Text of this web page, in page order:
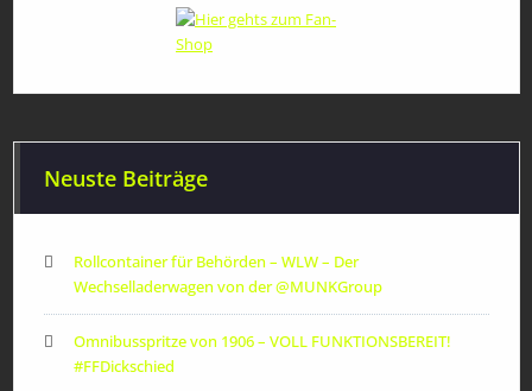
Neuste Beiträge
Rollcontainer für Behörden – WLW – Der
Wechselladerwagen von der ‪@MUNKGroup‬
Omnibusspritze von 1906 – VOLL FUNKTIONSBEREIT!
#FFDickschied